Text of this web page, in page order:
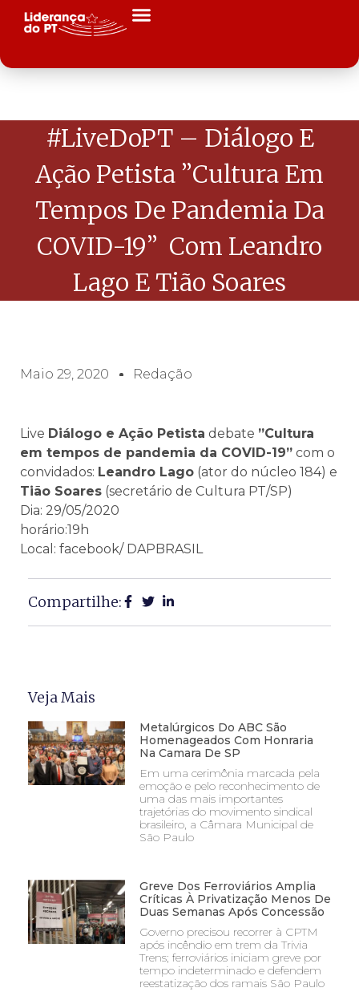
#LiveDoPT – Diálogo E
Ação Petista ”Cultura Em
Tempos De Pandemia Da
COVID-19” Com Leandro
Lago E Tião Soares
Maio 29, 2020 Redação
Live Diálogo e Ação Petista debate ”Cultura
em tempos de pandemia da COVID-19” com o
convidados: Leandro Lago (ator do núcleo 184) e
Tião Soares (secretário de Cultura PT/SP)
Dia: 29/05/2020
horário:19h
Local: facebook/ DAPBRASIL
Compartilhe:
Veja Mais
Metalúrgicos Do ABC São
Homenageados Com Honraria
Na Camara De SP
Em uma cerimônia marcada pela
emoção e pelo reconhecimento de
uma das mais importantes
trajetórias do movimento sindical
brasileiro, a Câmara Municipal de
São Paulo
Greve Dos Ferroviários Amplia
Críticas À Privatização Menos De
Duas Semanas Após Concessão
Governo precisou recorrer à CPTM
após incêndio em trem da Trivia
Trens; ferroviários iniciam greve por
tempo indeterminado e defendem
reestatização dos ramais São Paulo